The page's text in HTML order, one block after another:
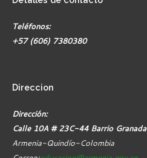
Teléfonos:
+57 (606) 7380380
Direccion
Dirección:
Calle 10A # 23C-44 Barrio Granada
Armenia-Quindío-Colombia